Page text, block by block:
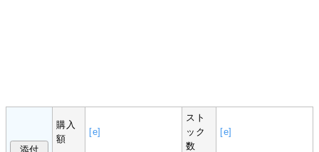
購入
額
[e]
スト
ック
数
[e]